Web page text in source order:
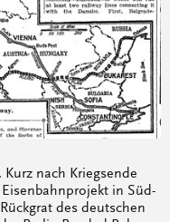
Kurz nach Kriegsende
in Süd-
des deutschen